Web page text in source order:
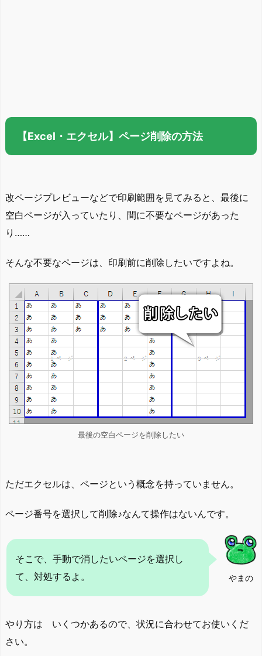
【Excel・エクセル】ページ削除の方法
改ページプレビューなどで印刷範囲を見てみると、最後に
空白ページが入っていたり、間に不要なページがあった
り……
そんな不要なページは、印刷前に削除したいですよね。
最後の空白ページを削除したい
ただエクセルは、ページという概念を持っていません。
ページ番号を選択して削除♪なんて操作はないんです。
やまの
そこで、手動で消したいページを選択し
て、対処するよ。
やり方は いくつかあるので、状況に合わせてお使いくだ
さい。